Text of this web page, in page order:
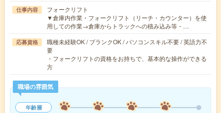
仕事内容
フォークリフト
▼倉庫内作業・フォークリフト（リーチ・カウンター）を使
用しての作業→倉庫からトラックへの積み込み等・…
応募資格
職種未経験OK / ブランクOK / パソコンスキル不要 / 英語力不
要
・フォークリフトの資格をお持ちで、基本的な操作ができる
方
職場の雰囲気
年齢層